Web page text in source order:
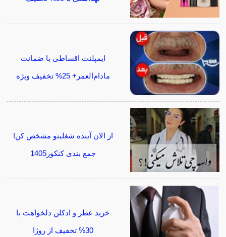
ایمپلنت اقساطی با ضمانت
مادام‌العمر+ 25% تخفیف ویژه
از الان آینده شغلیتو مشخص کن!
جمع بندی کنکور1405
خرید عطر و ادکلن دلخواهت با
30% تخفیف از روژا